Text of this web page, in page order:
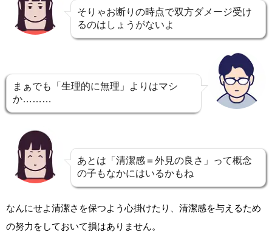
そりゃお断りの時点で双方ダメージ受け
るのはしょうがないよ
まぁでも「生理的に無理」よりはマシ
か………
あとは「清潔感＝外見の良さ」って概念
の子もなかにはいるかもね
なんにせよ清潔さを保つよう心掛けたり、清潔感を与えるため
の努力をしておいて損はありません。